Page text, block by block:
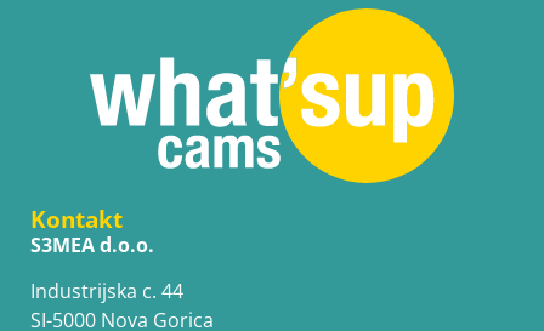
Kontakt
S3MEA d.o.o.
Industrijska c. 44
SI-5000 Nova Gorica